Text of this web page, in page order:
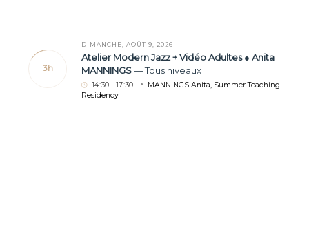
3h
DIMANCHE, AOÛT 9, 2026
Atelier Modern Jazz + Vidéo Adultes ● Anita
MANNINGS—Tous niveaux
14:30 - 17:30 MANNINGS Anita Summer Teaching
Residency